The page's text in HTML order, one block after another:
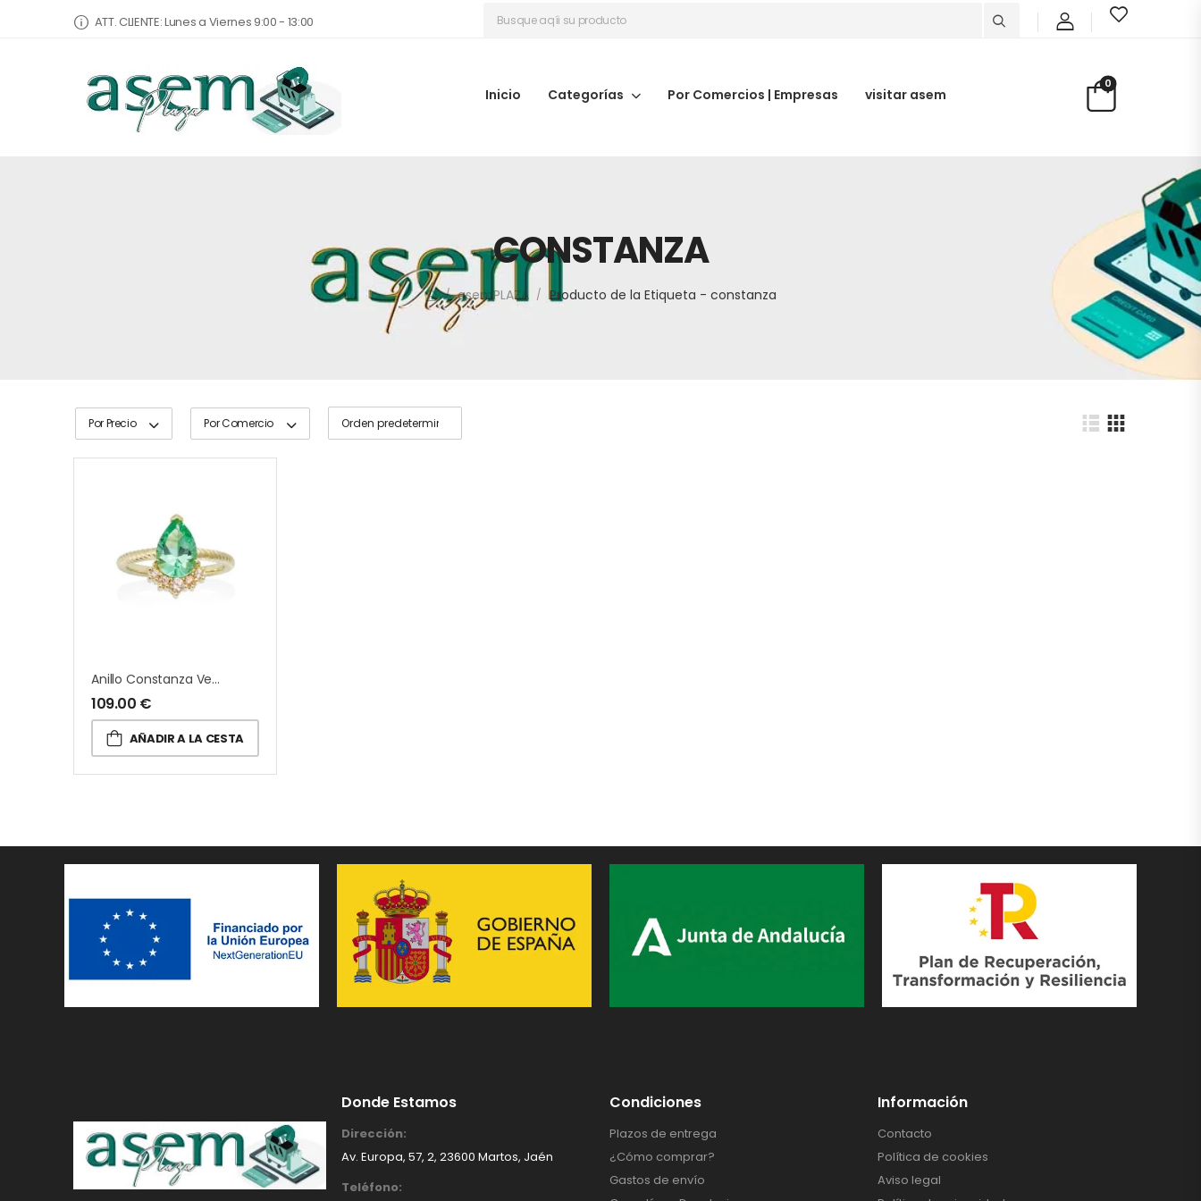
ATT. CLIENTE: Lunes a Viernes 9:00 - 13:00
Inicio Categorías Por Comercios | Empresas visitar asem
0
CONSTANZA
/ asemPLAZA / Producto de la Etiqueta - constanza
Por Precio Por Comercio
Anillo Constanza Verde Plata
109.00 €
AÑADIR A LA CESTA
Donde Estamos
Teléfono:
Dirección:
Av. Europa, 57, 2, 23600 Martos, Jaén
Condiciones
Plazos de entrega
¿Cómo comprar?
Gastos de envío
Información
Contacto
Política de cookies
Aviso legal